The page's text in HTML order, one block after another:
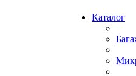
Каталог